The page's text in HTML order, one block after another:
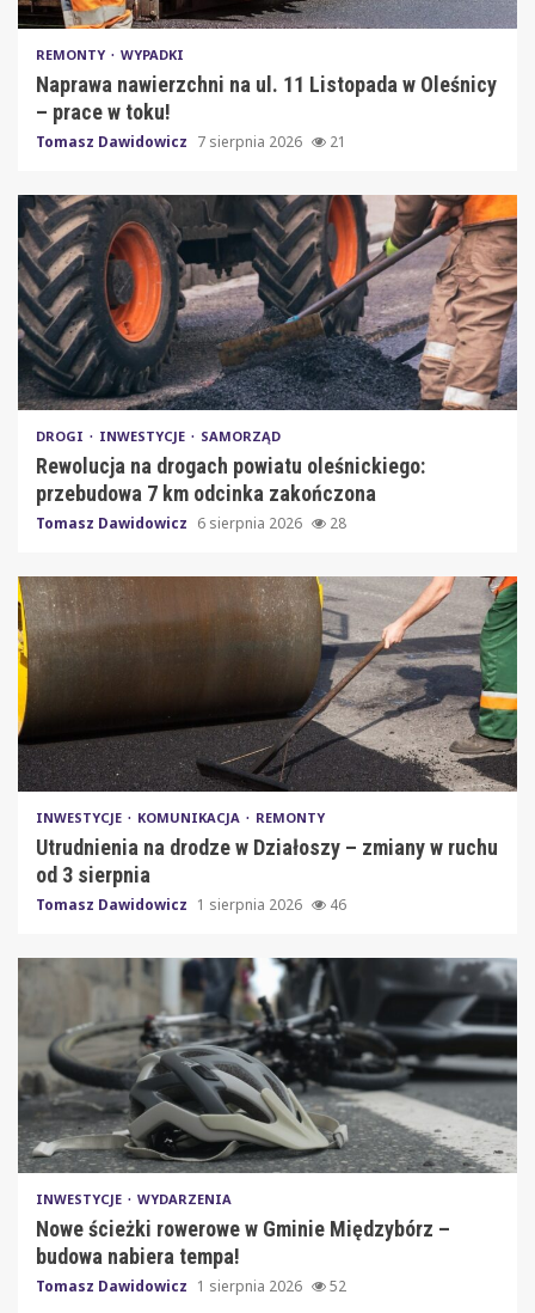
REMONTY WYPADKI
Naprawa nawierzchni na ul. 11 Listopada w Oleśnicy
– prace w toku!
Tomasz Dawidowicz 7 sierpnia 2026 21
DROGI INWESTYCJE SAMORZĄD
Rewolucja na drogach powiatu oleśnickiego:
przebudowa 7 km odcinka zakończona
Tomasz Dawidowicz 6 sierpnia 2026 28
INWESTYCJE KOMUNIKACJA REMONTY
Utrudnienia na drodze w Działoszy – zmiany w ruchu
od 3 sierpnia
Tomasz Dawidowicz 1 sierpnia 2026 46
INWESTYCJE WYDARZENIA
Nowe ścieżki rowerowe w Gminie Międzybórz –
budowa nabiera tempa!
Tomasz Dawidowicz 1 sierpnia 2026 52